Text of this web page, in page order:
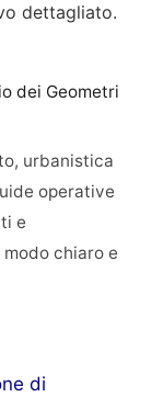
dettagliato.
dei Geometri
urbanistica
operative
e
chiaro e
di